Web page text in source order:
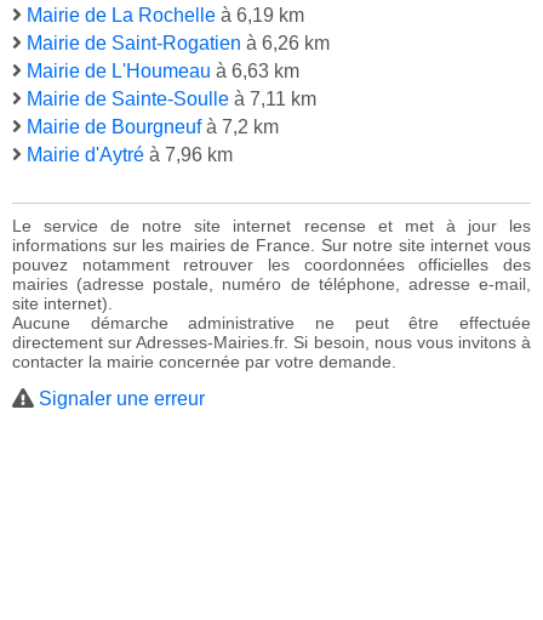
Mairie de La Rochelle à 6,19 km
Mairie de Saint-Rogatien à 6,26 km
Mairie de L'Houmeau à 6,63 km
Mairie de Sainte-Soulle à 7,11 km
Mairie de Bourgneufà 7,2 km
Mairie d'Aytré à 7,96 km
Le service de notre site internet recense et met à jour les
informations sur les mairies de France. Sur notre site internet vous
pouvez notamment retrouver les coordonnées officielles des
mairies (adresse postale, numéro de téléphone, adresse e-mail,
site internet).
Aucune démarche administrative ne peut être effectuée
directement sur Adresses-Mairies.fr. Si besoin, nous vous invitons à
contacter la mairie concernée par votre demande.
Signaler une erreur